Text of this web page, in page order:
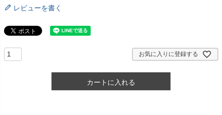
レビューを書く
お気に入りに登録する
カートに入れる